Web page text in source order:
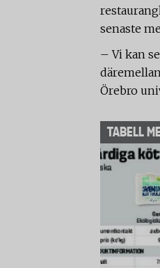
senaste
– Vi kan
Örebro
TABELL